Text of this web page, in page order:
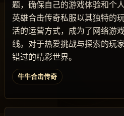
题，确保自己的游戏体验和个
英雄合击传奇私服以其独特的
活的运营方式，成为了网络游
线。对于热爱挑战与探索的玩
错过的精彩世界。
牛牛合击传奇